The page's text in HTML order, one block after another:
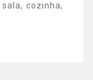
cozinha,